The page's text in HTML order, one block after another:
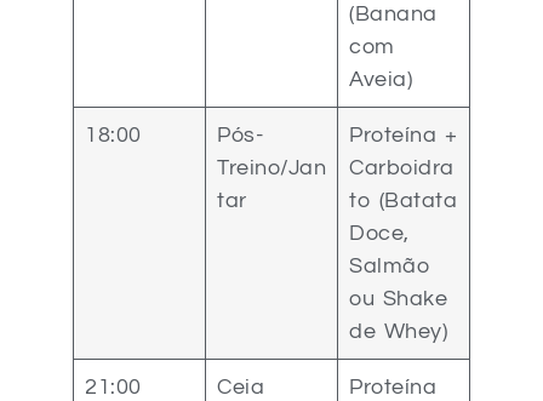
(Banana
com
Aveia)
18:00
Pós-
Treino/Jan
tar
Proteína +
Carboidra
to (Batata
Doce,
Salmão
ou Shake
de Whey)
21:00 Ceia
Proteína